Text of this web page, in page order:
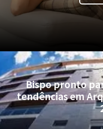
Bispo pronto
tendências em